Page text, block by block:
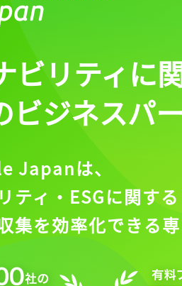
ビリティに
ビジネスパ
Japanは、
ティ・ESGに関する
集を効率化できる